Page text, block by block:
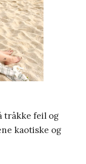
tråkke feil og
kaotiske og